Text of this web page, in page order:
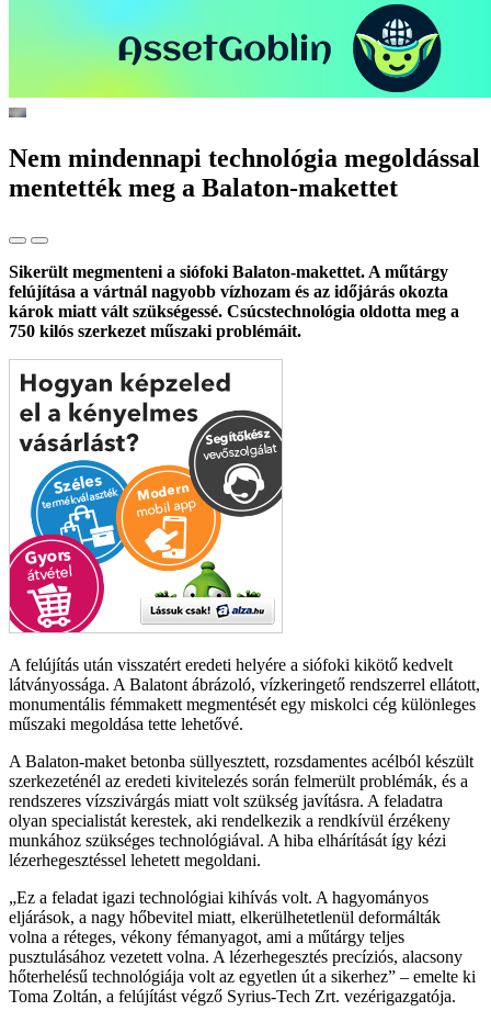
Nem mindennapi technológia megoldással
mentették meg a Balaton-makettet
Sikerült megmenteni a siófoki Balaton-makettet. A műtárgy
felújítása a vártnál nagyobb vízhozam és az időjárás okozta
károk miatt vált szükségessé. Csúcstechnológia oldotta meg a
750 kilós szerkezet műszaki problémáit.
A felújítás után visszatért eredeti helyére a siófoki kikötő kedvelt
látványossága. A Balatont ábrázoló, vízkeringető rendszerrel ellátott,
monumentális fémmakett megmentését egy miskolci cég különleges
műszaki megoldása tette lehetővé.
A Balaton-maket betonba süllyesztett, rozsdamentes acélból készült
szerkezeténél az eredeti kivitelezés során felmerült problémák, és a
rendszeres vízszivárgás miatt volt szükség javításra. A feladatra
olyan specialistát kerestek, aki rendelkezik a rendkívül érzékeny
munkához szükséges technológiával. A hiba elhárítását így kézi
lézerhegesztéssel lehetett megoldani.
Ez a feladat igazi technológiai kihívás volt. A hagyományos
eljárások, a nagy hőbevitel miatt, elkerülhetetlenül deformálták
volna a réteges, vékony fémanyagot, ami a műtárgy teljes
pusztulásához vezetett volna. A lézerhegesztés precíziós, alacsony
hőterhelésű technológiája volt az egyetlen út a sikerhez
– emelte ki
Toma Zoltán, a felújítást végző Syrius-Tech Zrt. vezérigazgatója.